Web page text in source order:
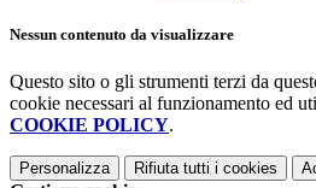
Nessun contenuto da visualizzare
Questo sito o gli strumenti terzi da
cookie necessari al funzionamento ed
COOKIE POLICY.
Personalizza Rifiuta tutti i cookies